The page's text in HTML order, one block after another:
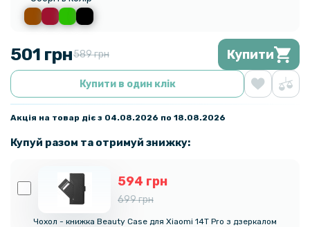
501 грн589 грн Купити
Купити в один клік
Акція на товар діє з 04.08.2026 по 18.08.2026
Купуй разом та отримуй знижку:
594 грн
699 грн
Чохол - книжка Beauty Case для Xiaomi 14T Pro​ з дзеркалом